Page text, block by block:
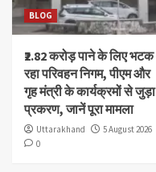
BLOG
₹2.82 करोड़ पाने के लिए भटक
रहा परिवहन निगम, पीएम और
गृह मंत्री के कार्यक्रमों से जुड़ा
प्रकरण, जानें पूरा मामला
Uttarakhand
5 August 2026
0